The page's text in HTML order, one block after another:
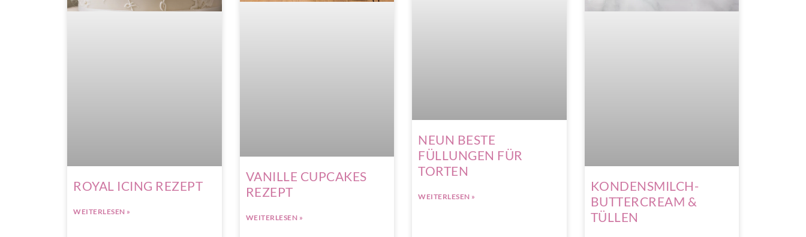
ROYAL ICING REZEPT
WEITERLESEN »
VANILLE CUPCAKES
REZEPT
WEITERLESEN »
NEUN BESTE
FÜLLUNGEN FÜR
TORTEN
WEITERLESEN »
KONDENSMILCH-
BUTTERCREAM &
TÜLLEN